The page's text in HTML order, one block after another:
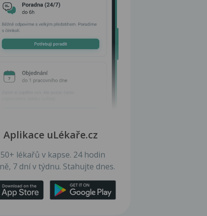
Aplikace uLékaře.cz
lékařů v kapse. 24 hodin
7 dní v týdnu. Stahujte dnes.